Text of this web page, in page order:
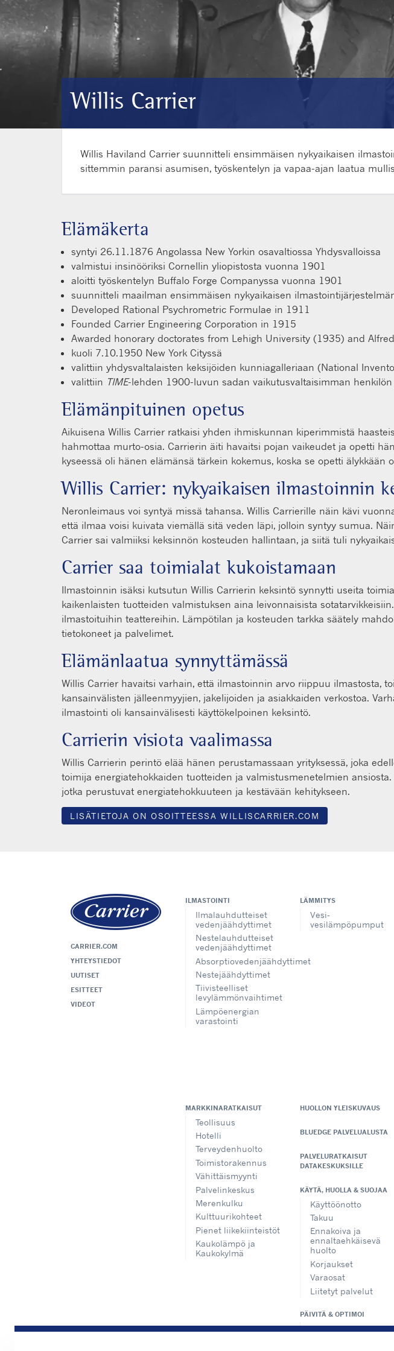
Willis Carrier
Willis Haviland Carrier suunnitteli ensimmäisen nykyaikaisen
sittemmin paransi asumisen, työskentelyn ja vapaa-ajan laatua
Elämäkerta
syntyi 26.11.1876 Angolassa New Yorkin osavaltiossa Yhdysvalloissa
valmistui insinööriksi Cornellin yliopistosta vuonna 1901
aloitti työskentelyn Buffalo Forge Companyssa vuonna 1901
suunnitteli maailman ensimmäisen nykyaikaisen
Developed Rational Psychrometric Formulae in 1911
Founded Carrier Engineering Corporation in 1915
Awarded honorary doctorates from Lehigh University (1935) and
kuoli 7.10.1950 New York Cityssä
valittiin yhdysvaltalaisten keksijöiden kunniagalleriaan (National
valittiin TIME-lehden 1900-luvun sadan vaikutusvaltaisimman
Elämänpituinen opetus
Aikuisena Willis Carrier ratkaisi yhden ihmiskunnan kiperimmistä
hahmottaa murto-osia. Carrierin äiti havaitsi pojan vaikeudet ja opetti
kyseessä oli hänen elämänsä tärkein kokemus, koska se opetti älykkään
Willis Carrier: nykyaikaisen ilmastoinnin
Neronleimaus voi syntyä missä tahansa. Willis Carrierille näin kävi
että ilmaa voisi kuivata viemällä sitä veden läpi, jolloin syntyy sumua.
Carrier sai valmiiksi keksinnön kosteuden hallintaan, ja siitä tuli
Carrier saa toimialat kukoistamaan
Ilmastoinnin isäksi kutsutun Willis Carrierin keksintö synnytti useita
kaikenlaisten tuotteiden valmistuksen aina leivonnaisista
ilmastoituihin teattereihin. Lämpötilan ja kosteuden tarkka säätely
tietokoneet ja palvelimet.
Elämänlaatua synnyttämässä
Willis Carrier havaitsi varhain, että ilmastoinnin arvo riippuu ilmastosta,
kansainvälisten jälleenmyyjien, jakelijoiden ja asiakkaiden verkostoa.
ilmastointi oli kansainvälisesti käyttökelpoinen keksintö.
Carrierin visiota vaalimassa
Willis Carrierin perintö elää hänen perustamassaan yrityksessä, joka
toimija energiatehokkaiden tuotteiden ja valmistusmenetelmien
jotka perustuvat energiatehokkuuteen ja kestävään kehitykseen.
LISÄTIETOJA ON OSOITTEESSA WILLISCARRIER.COM
CARRIER.COM
YHTEYSTIEDOT
UUTISET
ESITTEET
VIDEOT
ILMASTOINTI
Ilmalauhdutteiset
vedenjäähdyttimet
Nestelauhdutteiset
vedenjäähdyttimet
Absorptiovedenjäähdyttimet
Nestejäähdyttimet
Tiivisteelliset
levylämmönvaihtimet
Lämpöenergian
varastointi
LÄMMITYS
Vesi-
vesilämpöpumput
MARKKINARATKAISUT
Teollisuus
Hotelli
Terveydenhuolto
Toimistorakennus
Vähittäismyynti
Palvelinkeskus
Merenkulku
Kulttuurikohteet
Pienet liikekiinteistöt
Kaukolämpö ja
Kaukokylmä
HUOLLON YLEISKUVAUS
BLUEDGE PALVELUALUSTA
PALVELURATKAISUT
DATAKESKUKSILLE
KÄYTÄ, HUOLLA & SUOJAA
Käyttöönotto
Takuu
Ennakoiva ja
ennaltaehkäisevä
huolto
Korjaukset
Varaosat
Liitetyt palvelut
PÄIVITÄ & OPTIMOI
Säätimet ja analyysi